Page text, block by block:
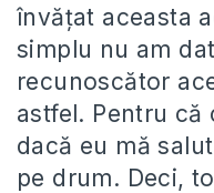
învăţat aceasta
simplu nu am
recunoscător
astfel. Pentru că
dacă eu mă
pe drum. Deci,